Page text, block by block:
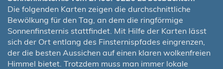
Die folgenden Karten zeigen die durchschnittliche
Bewölkung für den Tag, an dem die ringförmige
Sonnenfinsternis stattfindet. Mit Hilfe der Karten lässt
sich der Ort entlang des Finsternispfades eingrenzen,
der die besten Aussichen auf einen klaren wolkenfreien
Himmel bietet. Trotzdem muss man immer lokale